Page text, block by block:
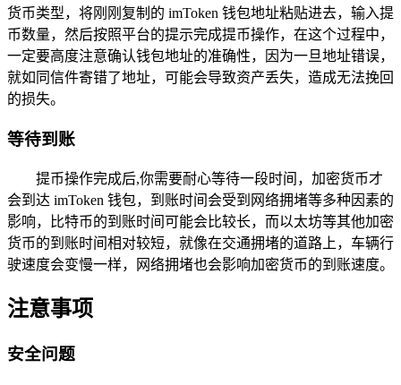
货币类型，将刚刚复制的 imToken 钱包地址粘贴进去，输入提
币数量，然后按照平台的提示完成提币操作，在这个过程中，
一定要高度注意确认钱包地址的准确性，因为一旦地址错误，
就如同信件寄错了地址，可能会导致资产丢失，造成无法挽回
的损失。
等待到账
提币操作完成后,你需要耐心等待一段时间，加密货币才
会到达 imToken 钱包，到账时间会受到网络拥堵等多种因素的
影响，比特币的到账时间可能会比较长，而以太坊等其他加密
货币的到账时间相对较短，就像在交通拥堵的道路上，车辆行
驶速度会变慢一样，网络拥堵也会影响加密货币的到账速度。
注意事项
安全问题